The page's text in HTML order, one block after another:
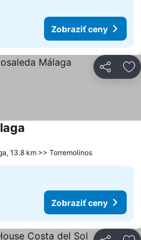
Zobraziť ceny
Zdieľať
13.8 km >> Torremolinos
Zobraziť ceny